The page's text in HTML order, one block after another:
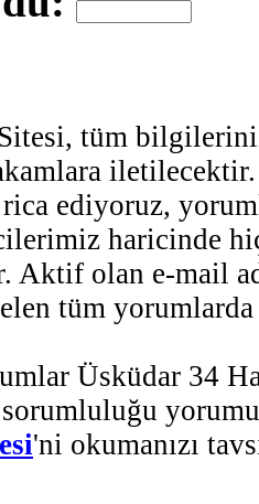
tüm
iletilecektir.
ediyoruz,
haricinde
Aktif olan e-mail
tüm
Üsküdar 34
'ni okumanızı